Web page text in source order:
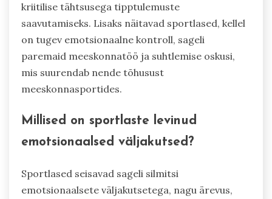
kriitilise tähtsusega tipptulemuste
saavutamiseks. Lisaks näitavad sportlased, kellel
on tugev emotsionaalne kontroll, sageli
paremaid meeskonnatöö ja suhtlemise oskusi,
mis suurendab nende tõhusust
meeskonnasportides.
Millised on sportlaste levinud
emotsionaalsed väljakutsed?
Sportlased seisavad sageli silmitsi
emotsionaalsete väljakutsetega, nagu ärevus,